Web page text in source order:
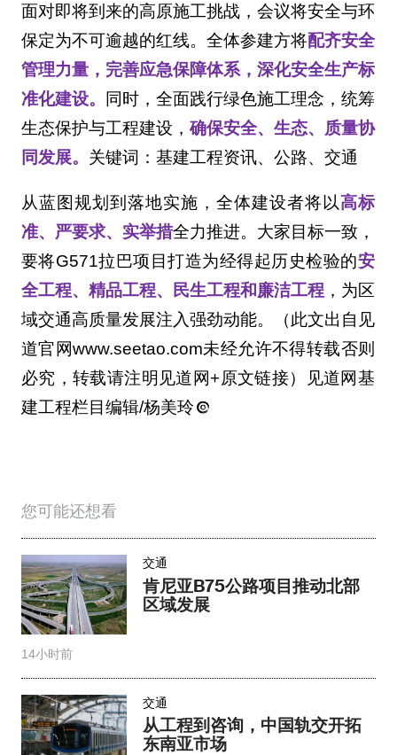
面对即将到来的高原施工挑战，会议将安全与环
保定为不可逾越的红线。全体参建方将配齐安全
管理力量，完善应急保障体系，深化安全生产标
准化建设。
同时，全面践行绿色施工理念，统筹
生态保护与工程建设，确保安全、生态、质量协
同发展。 关键词：基建工程资讯、公路、交通
从蓝图规划到落地实施，全体建设者将以高标
准、严要求、实举措全力推进。大家目标一致，
要将G571拉巴项目打造为经得起历史检验的安
全工程、精品工程、民生工程和廉洁工程，为区
域交通高质量发展注入强劲动能。（此文出自见
道官网www.seetao.com未经允许不得转载否则
必究，转载请注明见道网+原文链接）见道网基
建工程栏目编辑/杨美玲
您可能还想看
交通
肯尼亚B75公路项目推动北部
区域发展
14小时前
交通
从工程到咨询，中国轨交开拓
东南亚市场